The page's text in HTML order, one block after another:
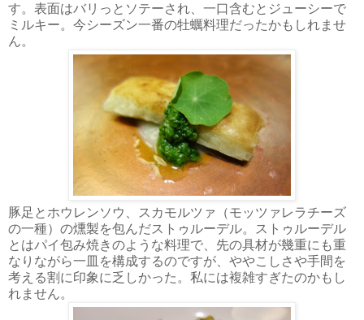
す。表面はバリっとソテーされ、一口含むとジューシーで
ミルキー。今シーズン一番の牡蠣料理だったかもしれませ
ん。
豚足とホウレンソウ、スカモルツァ（モッツァレラチーズ
の一種）の燻製を包んだストゥルーデル。ストゥルーデル
とはパイ包み焼きのような料理で、先の具材が幾重にも重
なりながら一皿を構成するのですが、ややこしさや手間を
考える割に印象に乏しかった。私には複雑すぎたのかもし
れません。